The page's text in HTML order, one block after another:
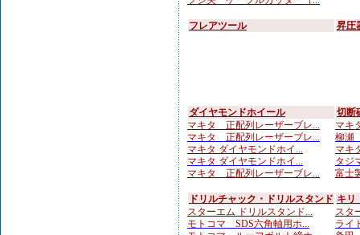
フレアツール 昇圧
ダイヤモンドホイール
マキタ 正配列レーザーブレ...
マキタ 正配列レーザーブレ...
マキタ ダイヤモンドホイ...
マキタ ダイヤモンドホイ...
マキタ 正配列レーザーブレ...
切断
マキ
柳瀬
マキ
タジ
富士
ドリルチャック・ドリルスタンド
スターエム ドリルスタンド...
モトコマ SDS六角軸用ホ...
キリ
スタ
ライ